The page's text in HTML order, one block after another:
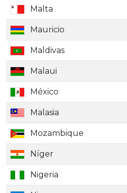
Malta
Mauricio
Maldivas
Malaui
México
Malasia
Mozambique
Níger
Nigeria